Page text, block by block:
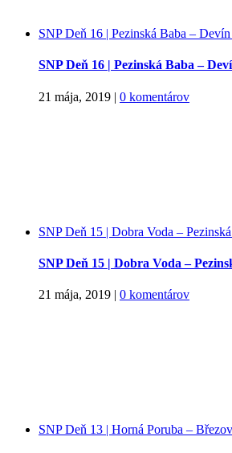
SNP Deň 16 | Pezinská Baba –
SNP Deň 16 | Pezinská Baba –
21 mája, 2019 | 0 komentárov
SNP Deň 15 | Dobra Voda –
SNP Deň 15 | Dobra Voda –
21 mája, 2019 | 0 komentárov
SNP Deň 13 | Horná Poruba –